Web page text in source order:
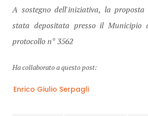
A sostegno dell'iniziativa, la
stata depositata presso il Municipio
protocollo n° 3562
Ha collaborato a questo post:
Enrico Giulio Serpagli